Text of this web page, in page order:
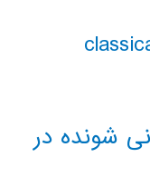
شونده در